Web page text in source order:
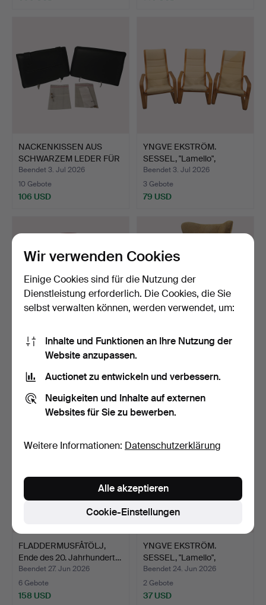
NACKENKISSEN AUS
SCHWARZEM LEDER FÜR
LAMIN…
Beendet 3. Jul 2026
10 Gebote
106 USD
YNGVE EKSTRÖM.
SESSEL, "Lamello",
Swedese,…
Beendet 3. Jul 2026
3 Gebote
79 USD
YNGVE EKSTRÖM. Sessel
"Circle Chair", für …
8 Gebote
127 USD
SESSEL, Bröderna
106 USD
FLADDERMUSFÅTÖLJ,
Ende des 20. Jahrhundert…
Beendet 27. Jun 2026
6 Gebote
158 USD
YNGVE EKSTRÖM.
SESSEL, "Lamello",
Swedese,…
Beendet 24. Jun 2026
2 Gebote
37 USD
Wir verwenden Cookies
Einige Cookies sind für die Nutzung der
Dienstleistung erforderlich. Die Cookies, die Sie
selbst verwalten können, werden verwendet, um:
Inhalte und Funktionen an Ihre Nutzung der
Website anzupassen.
Auctionet zu entwickeln und verbessern.
Neuigkeiten und Inhalte auf externen
Websites für Sie zu bewerben.
Weitere Informationen: Datenschutzerklärung
Cookie-Einstellungen
Alle akzeptieren